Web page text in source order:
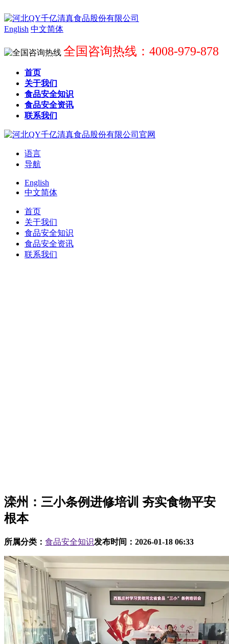
English 中文简体
全国咨询热线：4008-979-878
首页
关于我们
食品安全知识
食品安全资讯
联系我们
语言
导航
English
中文简体
首页
关于我们
食品安全知识
食品安全资讯
联系我们
滦州：三小条例进修培训 夯实食物平安
根本
所属分类： 食品安全知识发布时间： 2026-01-18 06:33